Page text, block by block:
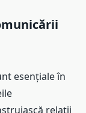
esențiale în
relații